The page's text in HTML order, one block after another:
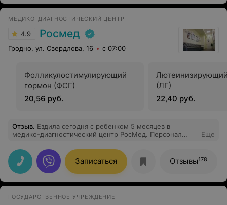
МЕДИКО-ДИАГНОСТИЧЕСКИЙ ЦЕНТР
4.9 Росмед
Гродно, ул. Свердлова, 16 с 07:00
Фолликулостимулирующий
гормон (ФСГ)
20,56 руб.
(ЛГ)
22,40 руб.
Отзыв. Ездила сегодня с ребенком 5 месяцев в
медико-диагностический центр РосМед. Персонал
Гуриной Людмилы Николаевны осталась очень
довольна приемом.Таких бы педиатров побольше.
Спасибо большое!
Еще
Записаться Отзывы178
ГОСУДАРСТВЕННОЕ УЧРЕЖДЕНИЕ